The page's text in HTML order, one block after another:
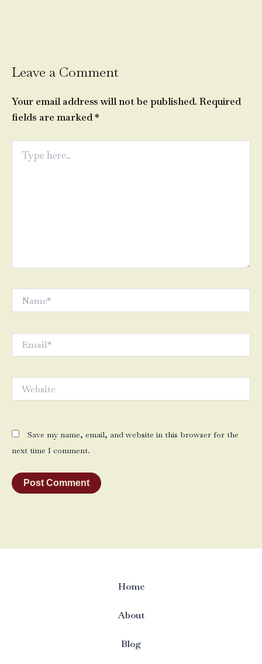
Leave a Comment
Your email address will not be published. Required
fields are marked*
here..
Save my name, email, and website in this browser for the
next time I comment.
Home
About
Blog